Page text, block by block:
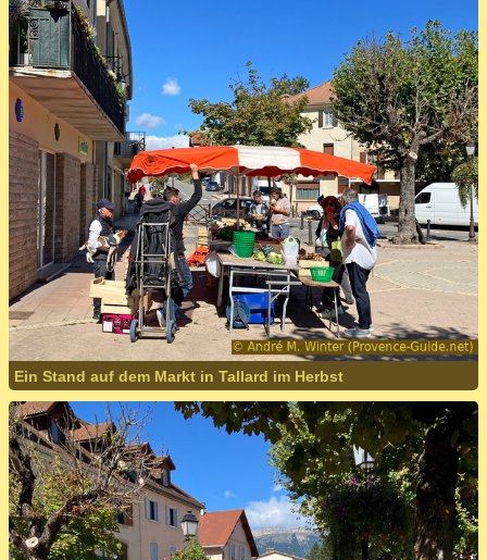
Ein Stand auf dem Markt in Tallard im Herbst